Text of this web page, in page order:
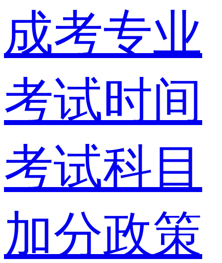
成考专业
考试时间
考试科目
加分政策